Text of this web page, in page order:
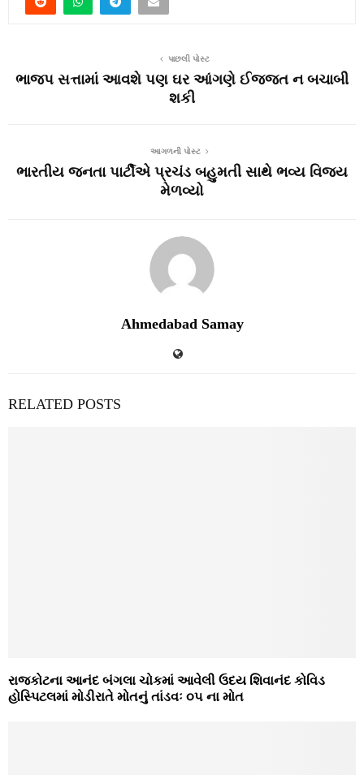
પાછલી પોસ્ટ
ભાજપ સત્તામાં આવશે પણ ઘર આંગણે ઈજ્જત ન બચાબી
શકી
આગળની પોસ્ટ
ભારતીય જનતા પાર્ટીએ પ્રચંડ બહુમતી સાથે ભવ્ય વિજય
મેળવ્યો
Ahmedabad Samay
RELATED POSTS
રાજકોટના આનંદ બંગલા ચોકમાં આવેલી ઉદય શિવાનંદ કોવિડ
હોસ્પિટલમાં મોડીરાતે મોતનું તાંડવઃ ૦૫ ના મોત